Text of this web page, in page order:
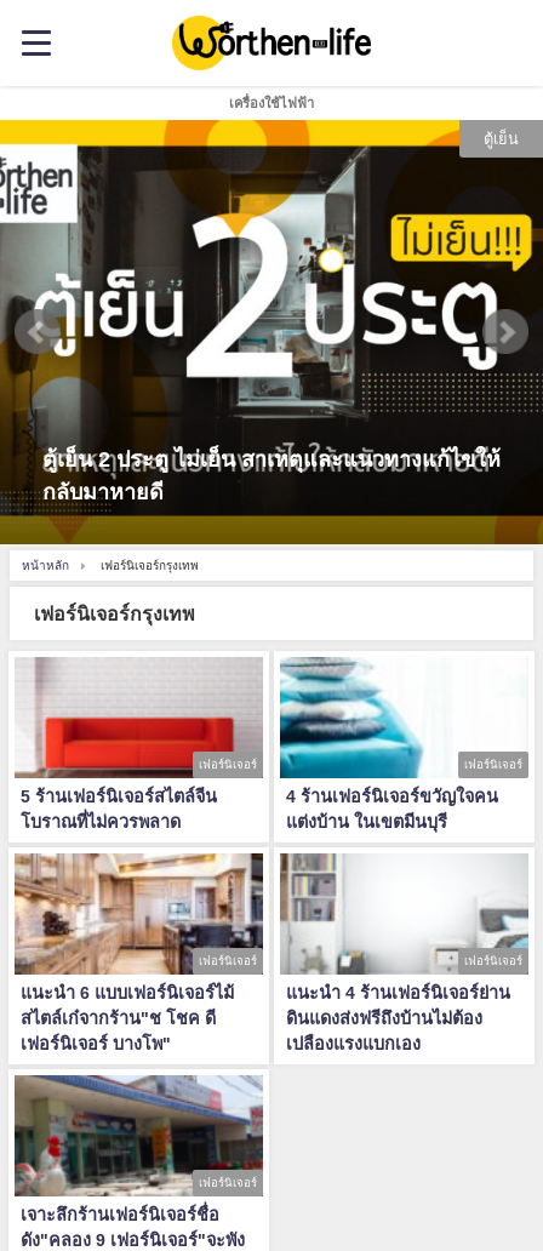
เครื่องใช้ไฟฟ้า
ตู้เย็น
ตู้เย็น 2 ประตู ไม่เย็น สาเหตุและแนวทางแก้ไขให้
กลับมาหายดี
หน้าหลัก เฟอร์นิเจอร์กรุงเทพ
เฟอร์นิเจอร์กรุงเทพ
เฟอร์นิเจอร์
5 ร้านเฟอร์นิเจอร์สไตล์จีน
โบราณที่ไม่ควรพลาด
เฟอร์นิเจอร์
4 ร้านเฟอร์นิเจอร์ขวัญใจคน
แต่งบ้าน ในเขตมีนบุรี
เฟอร์นิเจอร์
แนะนำ 6 แบบเฟอร์นิเจอร์ไม้
สไตล์เก๋จากร้าน"ช โชค ดี
เฟอร์นิเจอร์ บางโพ"
เฟอร์นิเจอร์
แนะนำ 4 ร้านเฟอร์นิเจอร์ย่าน
ดินแดงส่งฟรีถึงบ้านไม่ต้อง
เปลืองแรงแบกเอง
เฟอร์นิเจอร์
เจาะลึกร้านเฟอร์นิเจอร์ชื่อ
ดัง"คลอง 9 เฟอร์นิเจอร์"จะพัง